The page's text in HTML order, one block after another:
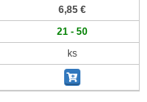
6,85 €
21 - 50
ks